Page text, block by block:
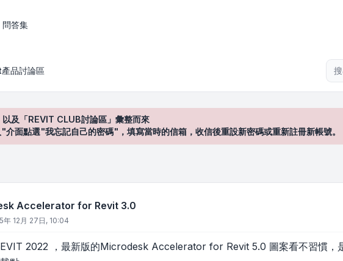
問答集
品討論區
及「REVIT CLUB討論區」彙整而來
面點選"我忘記自己的密碼"，填寫當時的信箱，收信後重設新密碼或重新註冊新帳號。
Accelerator for Revit 3.0
年 12月 27日, 10:04
2022 ，最新版的Microdesk Accelerator for Revit 5.0 圖案看不習慣，